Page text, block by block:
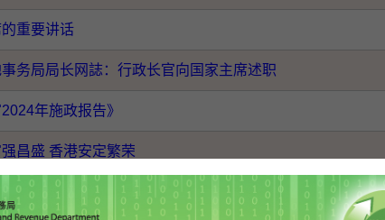
重要讲话
务局局长网誌：行政长官向国家主席述职
年施政报告》
昌盛 香港安定繁荣
中全会精神 为国家推进中国式现代化作出贡献